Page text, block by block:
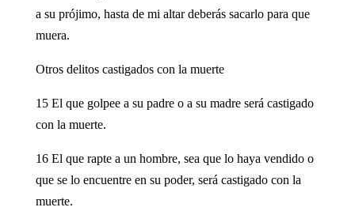
a su prójimo, hasta de mi altar deberás sacarlo para que
muera.
Otros delitos castigados con la muerte
15 El que golpee a su padre o a su madre será castigado
con la muerte.
16 El que rapte a un hombre, sea que lo haya vendido o
que se lo encuentre en su poder, será castigado con la
muerte.